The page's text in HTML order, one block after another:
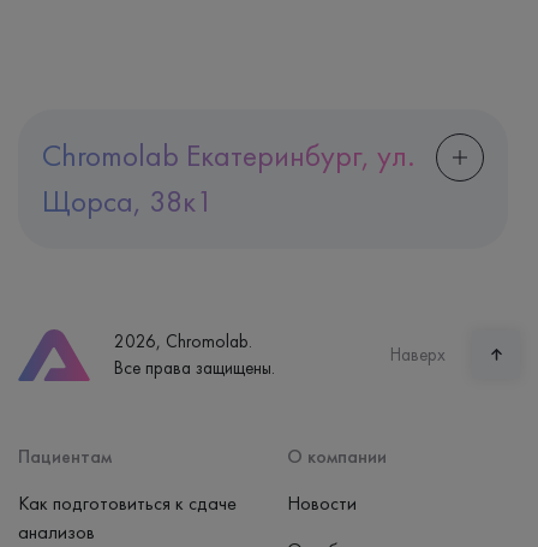
Chromolab Екатеринбург, ул.
Щорса, 38к1
Часы работы
пн-вс: 7:30-15:00
2026, Chromolab.
Все права защищены.
Наверх
Пациентам
Как подготовиться к сдаче
анализов
О компании
Новости